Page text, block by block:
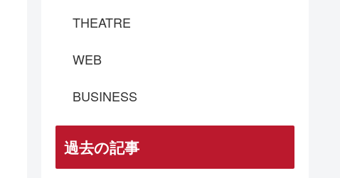
THEATRE
WEB
BUSINESS
過去の記事